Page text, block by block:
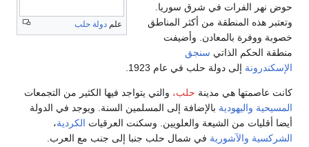
علم دولة حلب
حوض نهر الفرات في شرق سوريا.
وتعتبر هذه المنطقة من أكثر المناطق
خصوبة ووفرة بالمعادن. وأضيفت
منطقة الحكم الذاتي سنجق
الإسكندرونة إلى دولة حلب في عام 1923.
كانت عاصمتها هي مدينة حلب، والتي يتواجد فيها الكثير من التجمعات
المسيحية واليهودية بالإضافة إلى المسلمين السنة. ويوجد في الدولة
أيضا أقليات من الشيعة والعلويين. وسكنت العرقيات الكردية،
الشركسية والآشورية في شمال حلب جنبا إلى جنب مع العرب.